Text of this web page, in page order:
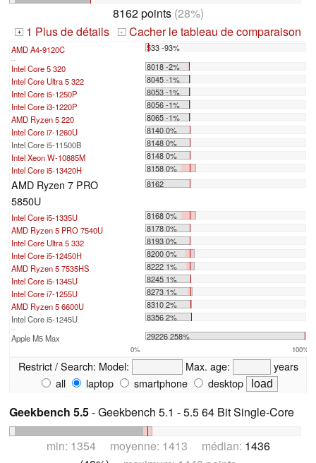
8162 points(28%)
+ 1 Plus de détails - Cacher le tableau de comparaison
AMD A4-9120C 533 -93%
Intel Core 5 320
8018 -2%
Intel Core Ultra 5 322
8045 -1%
Intel Core i5-1250P
8053 -1%
Intel Core i3-1220P
8056 -1%
AMD Ryzen 5 220
8065 -1%
Intel Core i7-1260U
8140 0%
Intel Core i5-11500B
8148 0%
Intel Xeon W-10885M
8148 0%
Intel Core i5-13420H
8158 0%
AMD Ryzen 7 PRO
5850U
8162
Intel Core i5-1335U
8168 0%
AMD Ryzen 5 PRO 7540U
8178 0%
Intel Core Ultra 5 332
8193 0%
Intel Core i5-12450H
8200 0%
AMD Ryzen 5 7535HS
8222 1%
Intel Core i5-1345U
8245 1%
Intel Core i7-1255U
8273 1%
AMD Ryzen 5 6600U
8310 2%
Intel Core i5-1245U
8356 2%
Apple M5 Max 29226 258%
0% 100%
Restrict / Search: Model: Max. age:
years
all
laptop smartphone desktop
Geekbench 5.5- Geekbench 5.1 - 5.5 64 Bit Single-Core
min: 1354 moyenne: 1413 médian: 1436